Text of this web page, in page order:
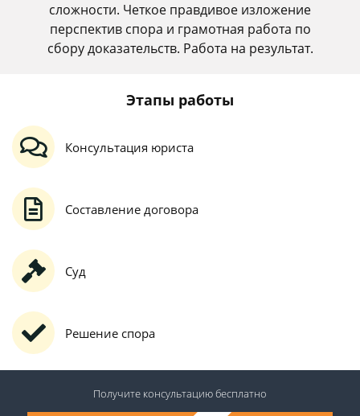
сложности. Четкое правдивое изложение
перспектив спора и грамотная работа по
сбору доказательств. Работа на результат.
Этапы работы
Консультация юриста
Составление договора
Суд
Решение спора
Получите консультациюбесплатно